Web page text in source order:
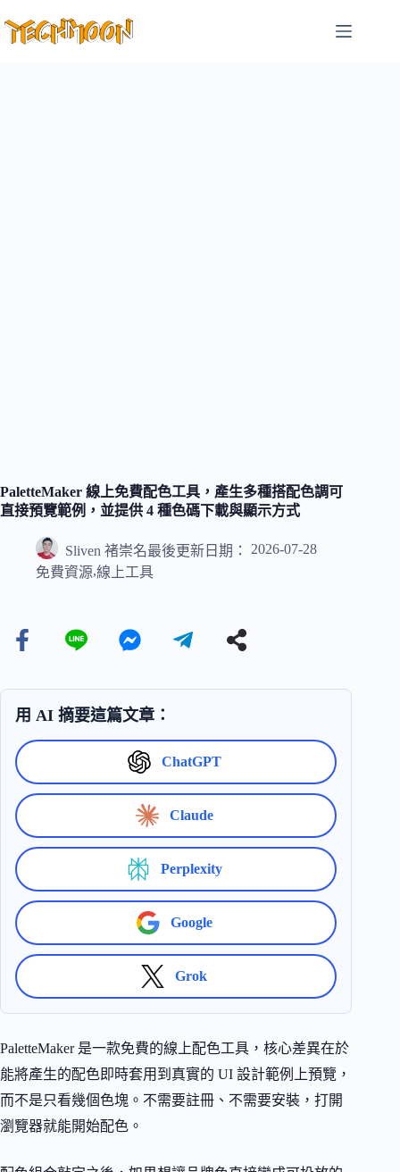
至
PaletteMaker 線上免費配色工具，產生多種搭配色調可
直接預覽範例，並提供 4 種色碼下載與顯示方式
Sliven 褚崇名最後更新日期：
2026-07-28
免費資源,線上工具
用 AI 摘要這篇文章：
ChatGPT
Claude
Perplexity
Google
Grok
PaletteMaker 是一款免費的線上配色工具，核心差異在於
能將產生的配色即時套用到真實的 UI 設計範例上預覽，
而不是只看幾個色塊。不需要註冊、不需要安裝，打開
瀏覽器就能開始配色。